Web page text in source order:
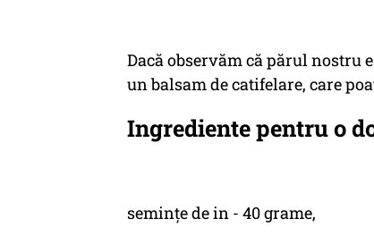
Dacă observăm că părul nostru
un balsam de catifelare, care
Ingrediente pentru o
semințe de in - 40 grame,